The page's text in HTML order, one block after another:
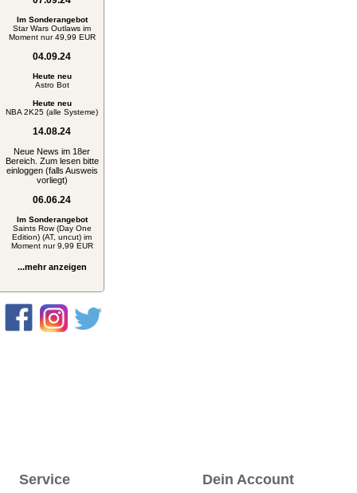
Im Sonderangebot
Star Wars Outlaws im
Moment nur 49,99 EUR
04.09.24
Heute neu
Astro Bot
Heute neu
NBA 2K25 (alle Systeme)
14.08.24
Neue News im 18er
Bereich. Zum lesen bitte
einloggen (falls Ausweis
vorliegt)
06.06.24
Im Sonderangebot
Saints Row (Day One
Edition) (AT, uncut) im
Moment nur 9,99 EUR
...mehr anzeigen
Service Dein Account